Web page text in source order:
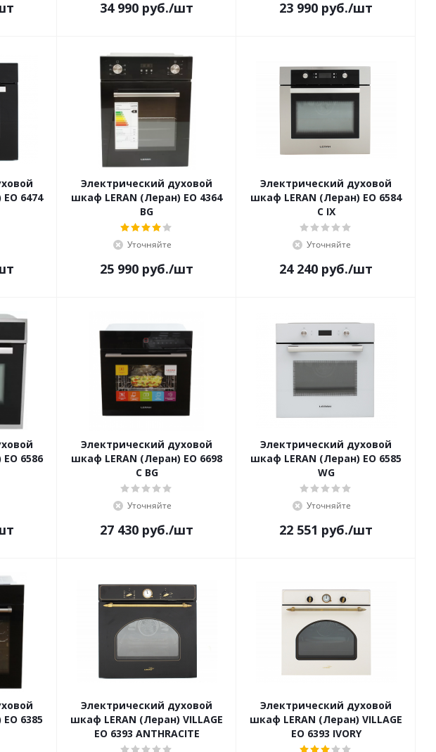
34 990 руб./шт 23 990 руб./шт
6474
Электрический духовой
шкаф LERAN (Леран) EO 4364
BG
Уточняйте
25 990 руб./шт
Электрический духовой
шкаф LERAN (Леран) EO 6584
C IX
Уточняйте
24 240 руб./шт
6586
Электрический духовой
шкаф LERAN (Леран) EO 6698
C BG
Уточняйте
27 430 руб./шт
Электрический духовой
шкаф LERAN (Леран) EO 6585
WG
Уточняйте
22 551 руб./шт
6385
Электрический духовой
шкаф LERAN (Леран) VILLAGE
EO 6393 ANTHRACITE
Электрический духовой
шкаф LERAN (Леран) VILLAGE
EO 6393 IVORY